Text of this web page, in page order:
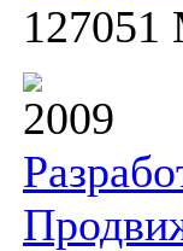
127051
2009